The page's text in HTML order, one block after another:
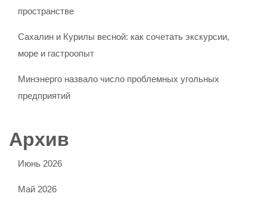
пространстве
Сахалин и Курилы весной: как сочетать экскурсии,
море и гастроопыт
Минэнерго назвало число проблемных угольных
предприятий
Архив
Июнь 2026
Май 2026